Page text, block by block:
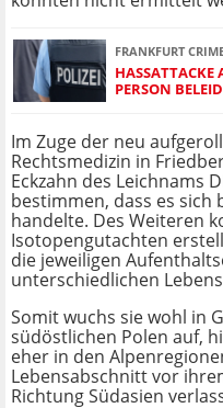
FRANKFURT
HASSATTACKE
PERSON
Im Zuge der neu
Rechtsmedizin in
Eckzahn des Leichnams
bestimmen, dass es sich
handelte. Des Weiteren
Isotopengutachten
die jeweiligen
unterschiedlichen
Somit wuchs sie wohl in
südöstlichen Polen auf,
eher in den
Lebensabschnitt vor
Richtung Südasien